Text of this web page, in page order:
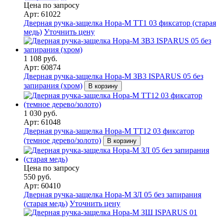
Цена по запросу
Арт: 61022
Дверная ручка-защелка Нора-М ТТ1 03 фиксатор (старая
медь) Уточнить цену
1 108 руб.
Арт: 60874
Дверная ручка-защелка Нора-М ЗВ3 ISPARUS 05 без
запирания (хром)
В корзину
1 030 руб.
Арт: 61048
Дверная ручка-защелка Нора-М ТТ12 03 фиксатор
(темное дерево/золото)
В корзину
Цена по запросу
550 руб.
Арт: 60410
Дверная ручка-защелка Нора-М ЗЛ 05 без запирания
(старая медь) Уточнить цену